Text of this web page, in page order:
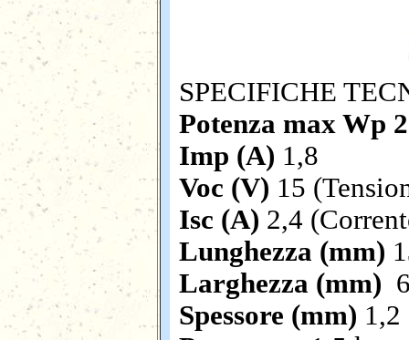
SPECIFICHE
Potenza max Wp
Imp (A) 1,8
Voc (V) 15
Isc (A) 2,4
Lunghezza (mm)
Larghezza (mm)
Spessore (mm) 1,2